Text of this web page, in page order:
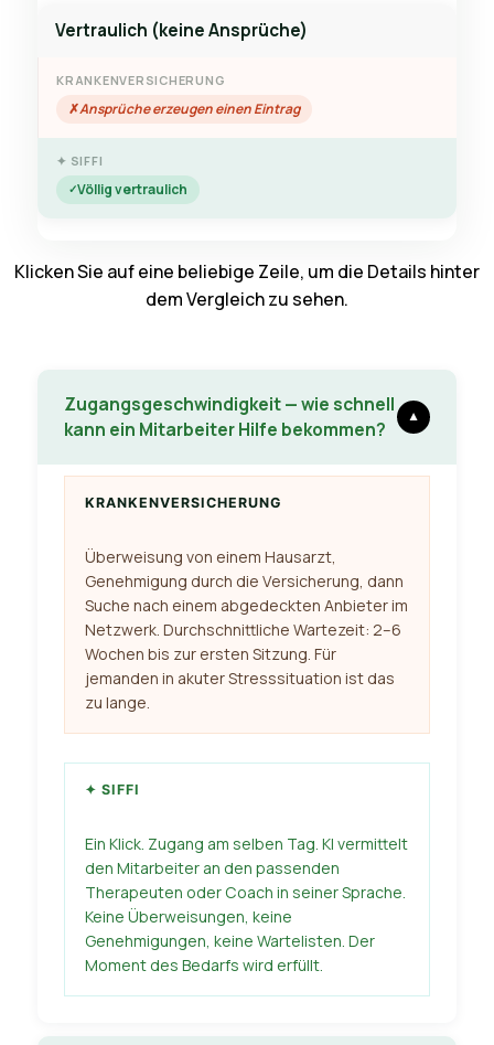
Vertraulich (keine Ansprüche)
Ansprüche erzeugen einen Eintrag
Völlig vertraulich
Klicken Sie auf eine beliebige Zeile, um die Details hinter
dem Vergleich zu sehen.
Zugangsgeschwindigkeit — wie schnell
kann ein Mitarbeiter Hilfe bekommen?
▼
KRANKENVERSICHERUNG
Überweisung von einem Hausarzt,
Genehmigung durch die Versicherung, dann
Suche nach einem abgedeckten Anbieter im
Netzwerk. Durchschnittliche Wartezeit: 2–6
Wochen bis zur ersten Sitzung. Für
jemanden in akuter Stresssituation ist das
zu lange.
✦ SIFFI
Ein Klick. Zugang am selben Tag. KI vermittelt
den Mitarbeiter an den passenden
Therapeuten oder Coach in seiner Sprache.
Keine Überweisungen, keine
Genehmigungen, keine Wartelisten. Der
Moment des Bedarfs wird erfüllt.